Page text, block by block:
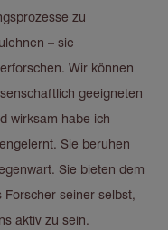
zu
– sie
Wir können
geeigneten
wirksam habe ich
Sie beruhen
Sie bieten dem
seiner selbst,
aktiv zu sein.